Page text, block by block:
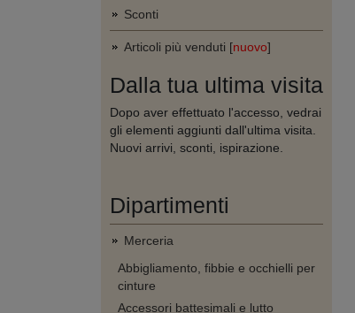
Sconti
Articoli più venduti [nuovo]
Dalla tua ultima visita
Dopo aver effettuato l'accesso, vedrai
gli elementi aggiunti dall'ultima visita.
Nuovi arrivi, sconti, ispirazione.
Dipartimenti
Merceria
Abbigliamento, fibbie e occhielli per
cinture
Accessori battesimali e lutto